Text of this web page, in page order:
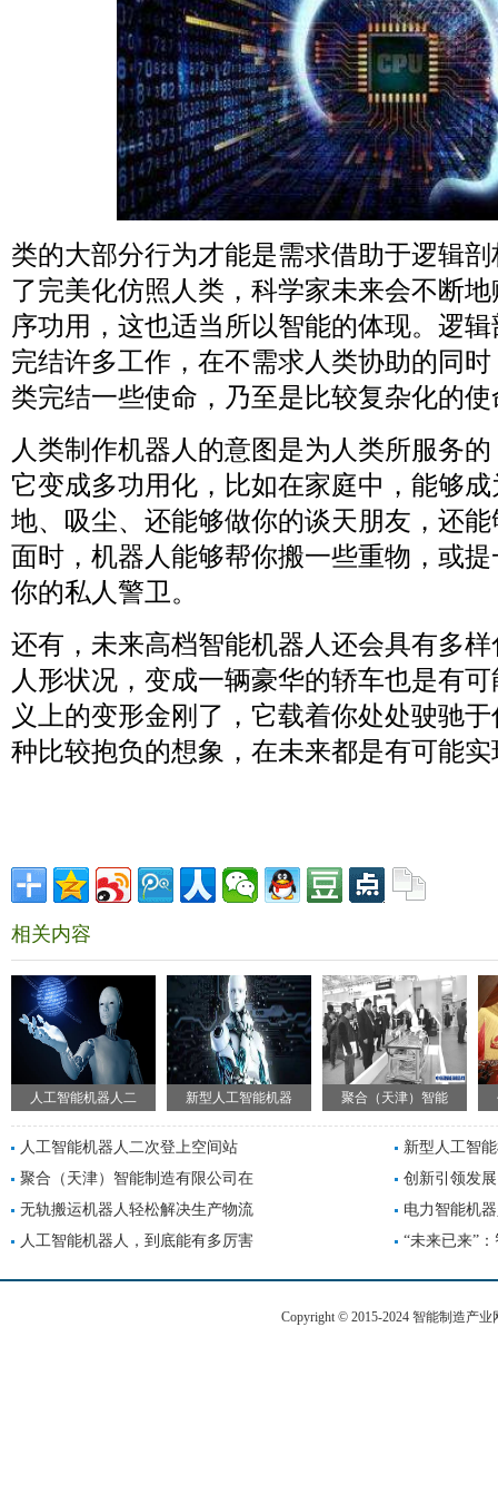
类的大部分行为才能是需求借助于逻辑
了完美化仿照人类，科学家未来会不断
序功用，这也适当所以智能的体现。逻
完结许多工作，在不需求人类协助的同
类完结一些使命，乃至是比较复杂化的使
人类制作机器人的意图是为人类所服务
它变成多功用化，比如在家庭中，能够
地、吸尘、还能够做你的谈天朋友，还
面时，机器人能够帮你搬一些重物，或
你的私人警卫。
还有，未来高档智能机器人还会具有多
人形状况，变成一辆豪华的轿车也是有
义上的变形金刚了，它载着你处处驶驰
种比较抱负的想象，在未来都是有可能实
相关内容
人工智能机器人二 新型人工智能机器 聚合（天津）智能
人工智能机器人二次登上空间站
新型人工智
聚合（天津）智能制造有限公司在
创新引领发
无轨搬运机器人轻松解决生产物流
电力智能机
人工智能机器人，到底能有多厉害
“未来已来”
Copyright © 2015-2024 智能制造产